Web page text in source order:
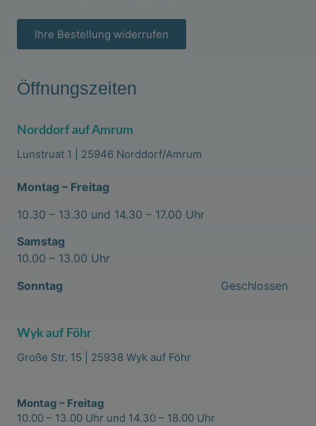
Ihre Bestellung widerrufen
Öffnungszeiten
Norddorf auf Amrum
Lunstruat 1 | 25946 Norddorf/Amrum
Montag – Freitag
10.30 – 13.30 und 14.30 – 17.00 Uhr
Samstag
10.00 – 13.00 Uhr
Sonntag Geschlossen
Wyk auf Föhr
Große Str. 15 | 25938 Wyk auf Föhr
Montag – Freitag
10.00 – 13.00 Uhr und 14.30 – 18.00 Uhr